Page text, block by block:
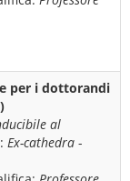
per i dottorandi
al
Ex-cathedra -